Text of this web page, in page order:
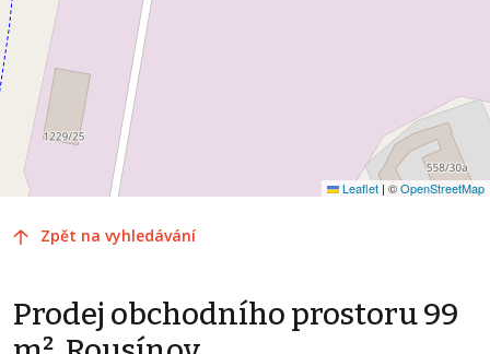
Leaflet | ©OpenStreetMap
Zpět na vyhledávání
Prodej obchodního prostoru 99